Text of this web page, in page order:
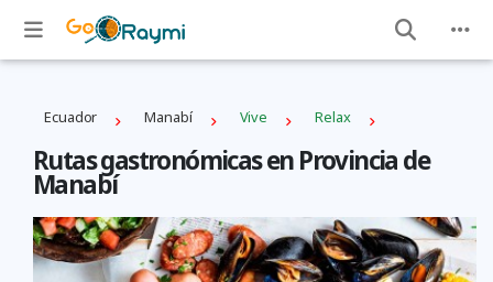
Ecuador Manabí Vive Relax
Rutas gastronómicas en Provincia de
Manabí